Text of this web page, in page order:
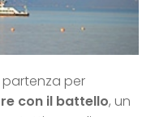
per
con il battello, un